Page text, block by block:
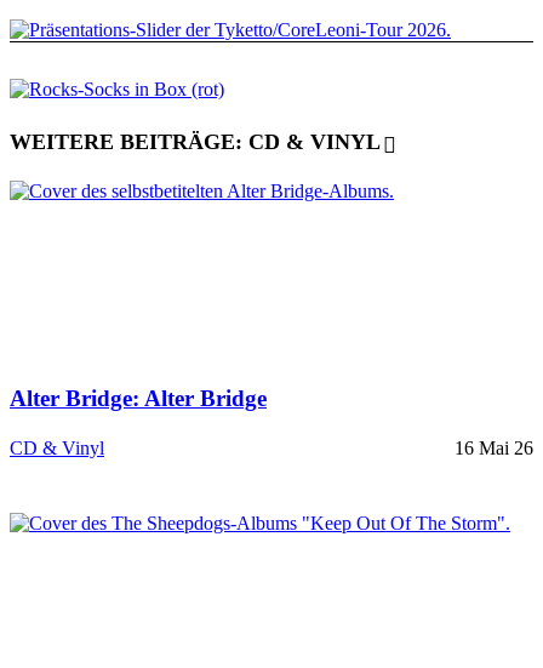
WEITERE BEITRÄGE: CD & VINYL
Alter Bridge: Alter Bridge
CD & Vinyl 16 Mai 26